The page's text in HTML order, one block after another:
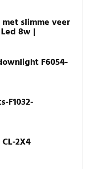
slimme veer
8w |
F6054-
F1032-
2X4